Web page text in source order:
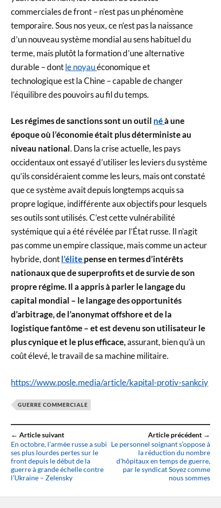
commerciales de front – n’est pas un phénomène
temporaire. Sous nos yeux, ce n’est pas la naissance
d’un nouveau système mondial au sens habituel du
terme, mais plutôt la formation d’une alternative
durable – dontle noyauéconomique et
technologique est la Chine – capable de changer
l’équilibre des pouvoirs au fil du temps.
Les régimes de sanctions sont un outil néà une
époque où l’économie était plus déterministe au
niveau national. Dans la crise actuelle, les pays
occidentaux ont essayé d’utiliser les leviers du système
qu’ils considéraient comme les leurs, mais ont constaté
que ce système avait depuis longtemps acquis sa
propre logique, indifférente aux objectifs pour lesquels
ses outils sont utilisés. C’est cette vulnérabilité
systémique qui a été révélée par l’État russe. Il n’agit
pas comme un empire classique, mais comme un acteur
hybride, dontl’élitepense en termes d’intérêts
nationaux que de superprofits et de survie de son
propre régime. Il a appris à parler le langage du
capital mondial – le langage des opportunités
d’arbitrage, de l’anonymat offshore et de la
logistique fantôme – et est devenu son utilisateur le
plus cynique et le plus efficace,assurant, bien qu’à un
coût élevé, le travail de sa machine militaire.
https://www.posle.media/article/kapital-protiv-sankciy
GUERRE COMMERCIALE
← Article suivant
En octobre, l’armée russe a subi
ses plus lourdes pertes sur le
front depuis le début de la
guerre à grande échelle contre
l’Ukraine – Zelensky
Article précédent →
Le personnel soignant s’oppose à
la réduction du nombre
d’hôpitaux en temps de guerre,
par le syndicat Soyez comme
nous sommes